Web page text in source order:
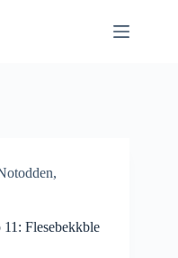
,
Flesebekkble